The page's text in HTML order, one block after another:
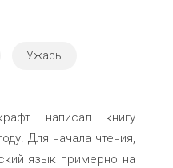
Ужасы
написал книгу
Для начала чтения,
язык примерно на